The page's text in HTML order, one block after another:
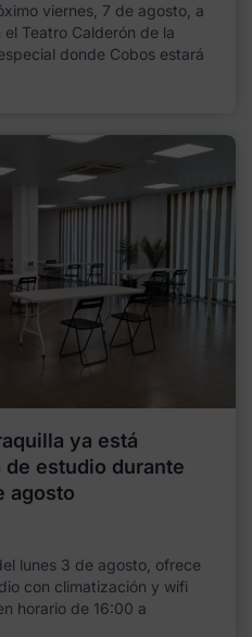
viernes, 7 de agosto, a
Teatro Calderón de la
donde Cobos estará
ya está
de estudio durante
agosto
lunes 3 de agosto, ofrece
con climatización y wifi
horario de 16:00 a